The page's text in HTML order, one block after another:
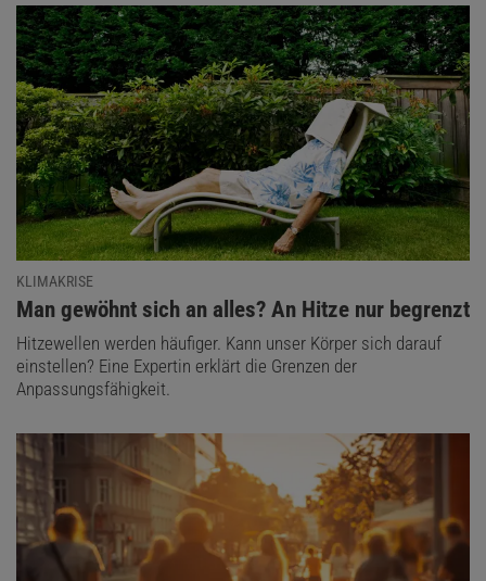
KLIMAKRISE
:
Man gewöhnt sich an alles? An Hitze nur begrenzt
Hitzewellen werden häufiger. Kann unser Körper sich darauf
einstellen? Eine Expertin erklärt die Grenzen der
Anpassungsfähigkeit.